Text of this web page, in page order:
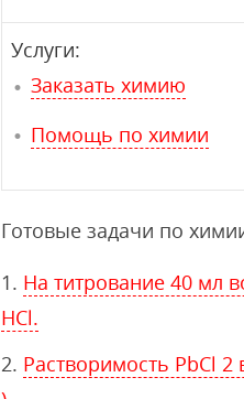
Услуги:
Заказать химию
Помощь по химии
Готовые задачи по
На титрование 40 мл
HCl.
Растворимость PbCl